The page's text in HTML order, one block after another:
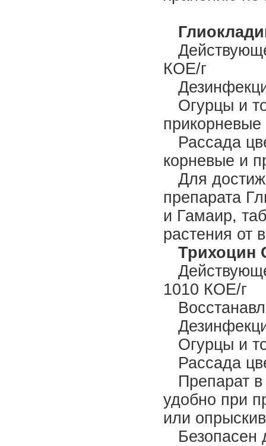
КОЕ/г
Огурцы и
прикорневые
Рассада
корневые и
Для
препарата
и Гамаир,
растения от
Трихоцин
1010 КОЕ/г
Огурцы и
Рассада
Препарат
удобно при
или
Безопасен